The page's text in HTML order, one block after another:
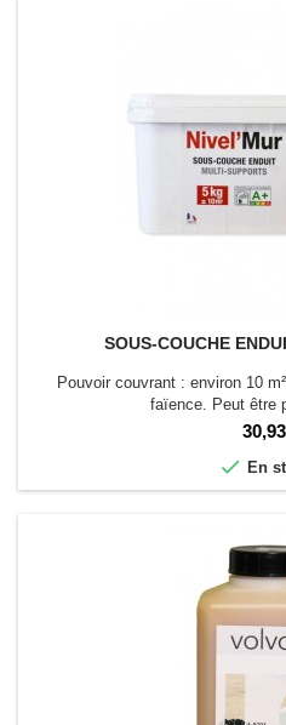
SOUS-COUCHE
Pouvoir couvrant : environ 10
faïence. Peut être
Prix
 En